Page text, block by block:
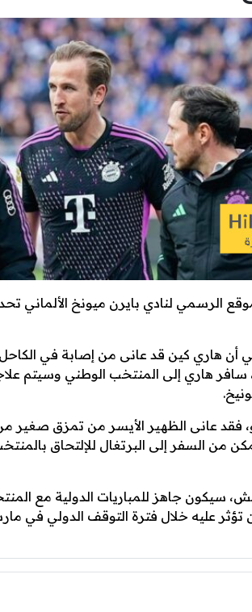
الرسمي لنادي بايرن ميونخ الألماني
أن هاري كين قد عانى من إصابة في الكاحل
سافر هاري إلى المنتخب الوطني وسيتم
فقد عانى الظهير الأيسر من تمزق صغير
من السفر إلى البرتغال للإلتحاق
سيكون جاهز للمباريات الدولية مع
تؤثر عليه خلال فترة التوقف الدولي في